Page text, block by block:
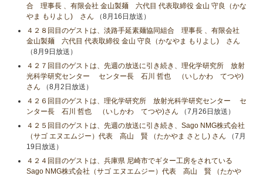
合 理事長 、有限会社 金山製麺 六代目 代表取締役 金山 守良（かな
やま もりよし) さん （8月16日放送）
４２８回目のゲストは、淡路手延素麺協同組合 理事長 、有限会社
金山製麺 六代目 代表取締役 金山 守良（かなやま もりよし) さん
（8月9日放送）
４２７回目のゲストは、先週の放送に引き続き、理化学研究所 放射
光科学研究センター センター長 石川 哲也 （いしかわ てつや)
さん （8月2日放送）
４２６回目のゲストは、理化学研究所 放射光科学研究センター セ
ンター長 石川 哲也 （いしかわ てつや)さん （7月26日放送）
４２５回目のゲストは、先週の放送に引き続き、Sago NMG株式会社
（サゴ エヌエムジー）代表 高山 賢 （たかやま さとし) さん （7月
19日放送）
４２４回目のゲストは、兵庫県 尼崎市でギター工房をされている
Sago NMG株式会社（サゴ エヌエムジー）代表 高山 賢 （たかや